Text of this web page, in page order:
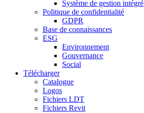
Système de gestion intégré
Politique de confidentialité
GDPR
Base de connaissances
ESG
Environnement
Gouvernance
Social
Télécharger
Catalogue
Logos
Fichiers LDT
Fichiers Revit